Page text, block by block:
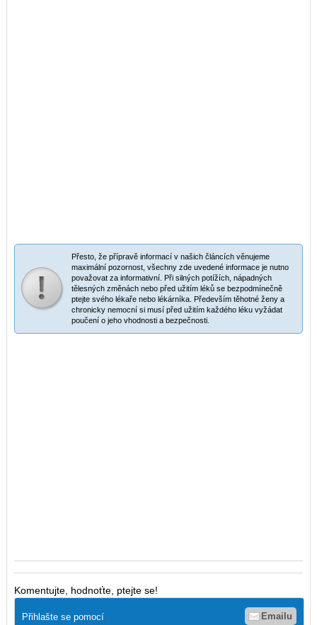
Přesto, že přípravě informací v našich článcích věnujeme
maximální pozornost, všechny zde uvedené informace je nutno
považovat za informativní. Při silných potížích, nápadných
tělesných změnách nebo před užitím léků se bezpodmínečně
ptejte svého lékaře nebo lékárníka. Především těhotné ženy a
chronicky nemocní si musí před užitím každého léku vyžádat
poučení o jeho vhodnosti a bezpečnosti.
Komentujte, hodnoťte, ptejte se!
Přihlašte se pomocí Emailu